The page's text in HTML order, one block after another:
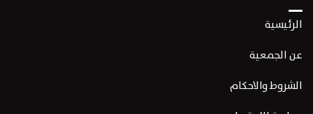
الرئيسية
عن الجمعية
الشروط والاحكام